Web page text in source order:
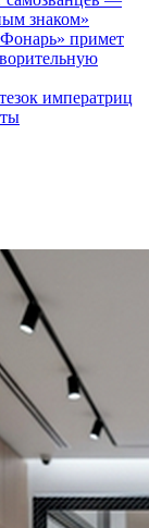
знаком»
примет
императриц